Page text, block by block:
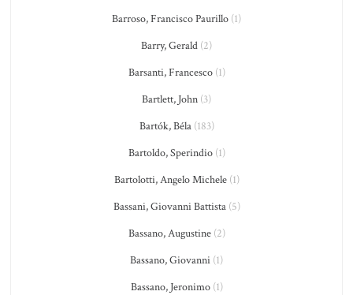
Barroso, Francisco Paurillo (1)
Barry, Gerald (2)
Barsanti, Francesco(1)
Bartlett, John (3)
Bartók, Béla(183)
Bartoldo, Sperindio(1)
Bartolotti, Angelo Michele(1)
Bassani, Giovanni Battista(5)
Bassano, Augustine(2)
Bassano, Giovanni (1)
Bassano, Jeronimo(1)